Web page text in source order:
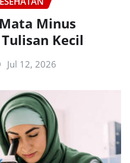
Minus
Kecil
Jul 12, 2026